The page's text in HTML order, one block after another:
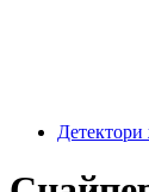
Детектори